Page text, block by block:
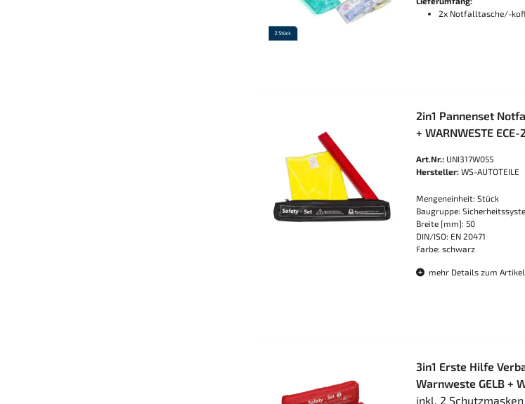
2x Notfalltasche/-
2in1 Pannenset
+ WARNWESTE ECE-
Art.Nr.: UNI317W055
Hersteller: WS-AUTOTEILE
Mengeneinheit: Stück
Baugruppe:
Breite [mm]: 50
DIN/ISO: EN 20471
Farbe: schwarz
mehr Details zum Artikel
3in1 Erste Hilfe
Warnweste GELB +
inkl. 2